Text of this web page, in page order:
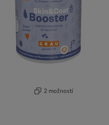
2 možností